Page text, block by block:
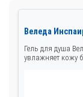
Веледа
Гель для душа
увлажняет кожу